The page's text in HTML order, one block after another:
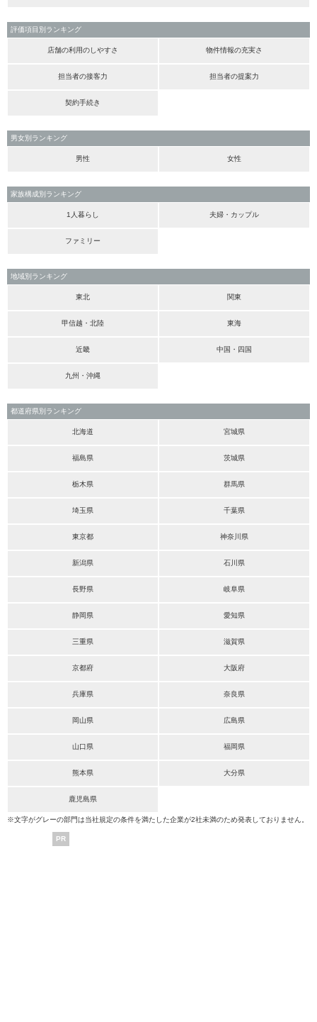
評価項目別ランキング
店舗の利用のしやすさ 物件情報の充実さ
担当者の接客力 担当者の提案力
契約手続き
男女別ランキング
男性 女性
家族構成別ランキング
1人暮らし 夫婦・カップル
ファミリー
地域別ランキング
東北 関東
甲信越・北陸 東海
近畿 中国・四国
九州・沖縄
都道府県別ランキング
北海道 宮城県
福島県 茨城県
栃木県 群馬県
埼玉県 千葉県
東京都 神奈川県
新潟県 石川県
長野県 岐阜県
静岡県 愛知県
三重県 滋賀県
京都府 大阪府
兵庫県 奈良県
岡山県 広島県
山口県 福岡県
熊本県 大分県
鹿児島県
※文字がグレーの部門は当社規定の条件を満たした企業が2社未満のため発表しておりません。
PR